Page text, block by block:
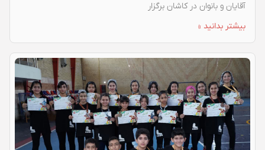
آقایان و بانوان در کاشان برگزار
بیشتر بدانید »